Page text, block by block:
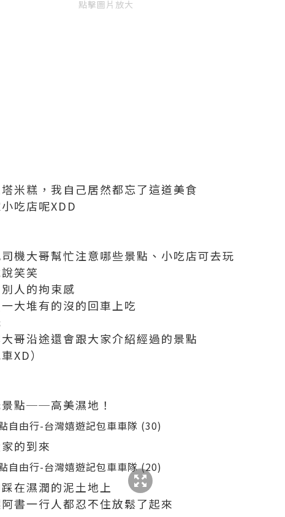
點擊圖片放大
米糕，我自己居然都忘了這道美食
吃店呢XDD
機大哥幫忙注意哪些景點、小吃店可去玩
笑笑
人的拘束感
大堆有的沒的回車上吃
哥沿途還會跟大家介紹經過的景點
XD）
點──高美濕地！
的到來
在濕潤的泥土地上
書一行人都忍不住放鬆了起來